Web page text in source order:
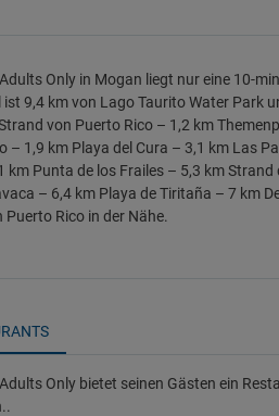
Only in Mogan liegt nur eine 10-
9,4 km von Lago Taurito Water Park
von Puerto Rico – 1,2 km
– 1,9 km Playa del Cura – 3,1 km Las
km Punta de los Frailes – 5,3 km
– 6,4 km Playa de Tiritaña – 7 km
Puerto Rico in der Nähe.
Only bietet seinen Gästen ein